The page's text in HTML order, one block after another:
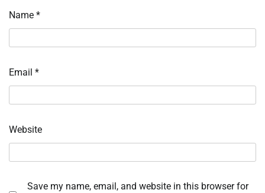
Name *
Email *
Website
Save my name, email, and website in this browser for